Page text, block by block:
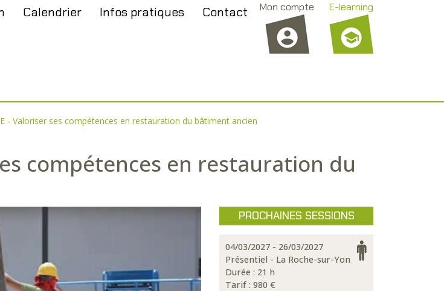
Calendrier Infos pratiques Contact Mon compte E-learning
- Valoriser ses compétences en restauration du bâtiment ancien
compétences en restauration du
PROCHAINES SESSIONS
04/03/2027 - 26/03/2027
Présentiel - La Roche-sur-Yon
Durée : 21 h
Tarif : 980 €